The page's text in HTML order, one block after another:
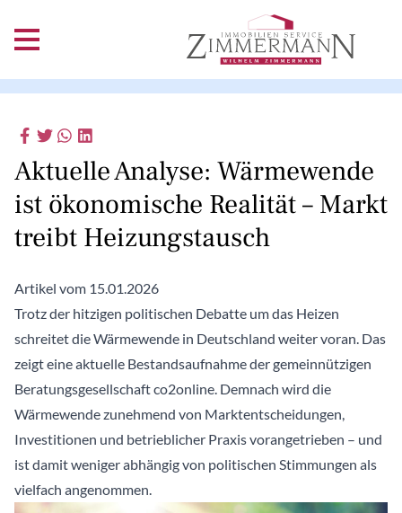
Aktuelle Analyse: Wärmewende
ist ökonomische Realität – Markt
treibt Heizungstausch
Artikel vom 15.01.2026
Trotz der hitzigen politischen Debatte um das Heizen
schreitet die Wärmewende in Deutschland weiter voran. Das
zeigt eine aktuelle Bestandsaufnahme der gemeinnützigen
Beratungsgesellschaft co2online. Demnach wird die
Wärmewende zunehmend von Marktentscheidungen,
Investitionen und betrieblicher Praxis vorangetrieben – und
ist damit weniger abhängig von politischen Stimmungen als
vielfach angenommen.